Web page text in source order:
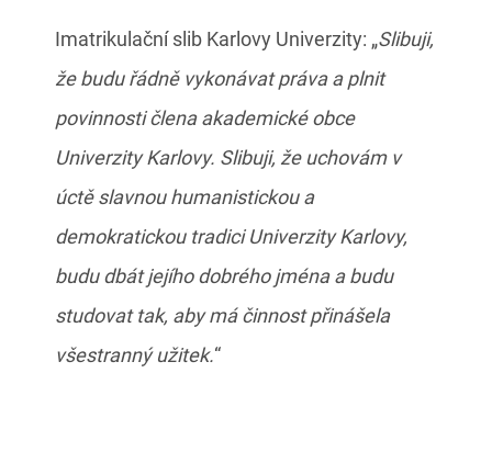
Imatrikulační slib Karlovy Univerzity: „Slibuji,
že budu řádně vykonávat práva a plnit
povinnosti člena akademické obce
Univerzity Karlovy. Slibuji, že uchovám v
úctě slavnou humanistickou a
demokratickou tradici Univerzity Karlovy,
budu dbát jejího dobrého jména a budu
studovat tak, aby má činnost přinášela
všestranný užitek.“